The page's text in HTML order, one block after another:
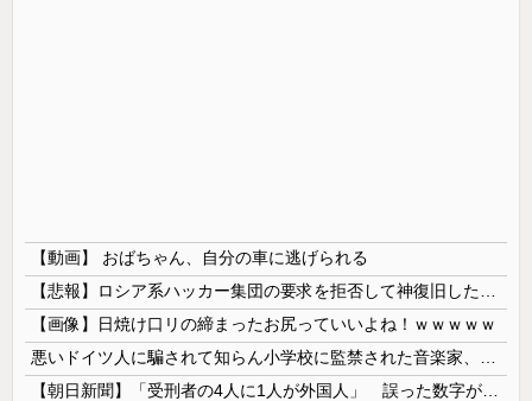
【動画】 おばちゃん、自分の車に逃げられる
【画像】日焼け口リの締まったお尻っていいよね！ｗｗｗｗｗ